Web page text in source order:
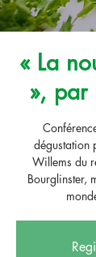
« La
», par
dégustation
Willems du
Bourglinster,